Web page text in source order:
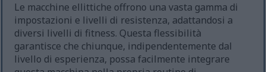
Le macchine ellittiche offrono una vasta gamma di
impostazioni e livelli di resistenza, adattandosi a
diversi livelli di fitness. Questa flessibilità
garantisce che chiunque, indipendentemente dal
livello di esperienza, possa facilmente integrare